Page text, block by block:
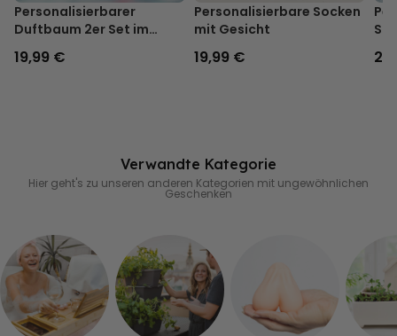
Personalisierbarer
Duftbaum 2er Set im
Polaroid-Look
19,99 €
Personalisierbare Socken
mit Gesicht
19,99 €
Verwandte Kategorie
Hier geht's zu unseren anderen Kategorien mit ungewöhnlichen
Geschenken